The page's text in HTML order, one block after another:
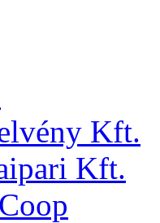
Kft.
Kft.